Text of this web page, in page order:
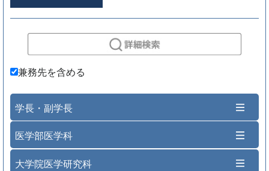
兼務先を含める
学長・副学長
医学部医学科
大学院医学研究科